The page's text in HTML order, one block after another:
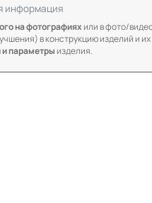
информация
на фотографияхили в фото/
в конструкцию изделий и
параметрыизделия.